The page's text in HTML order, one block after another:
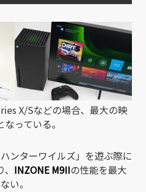
X/Sなどの場合、最大の映
っている。
ンターワイルズ」を遊ぶ際に
INZONE M9IIの性能を最大
い。